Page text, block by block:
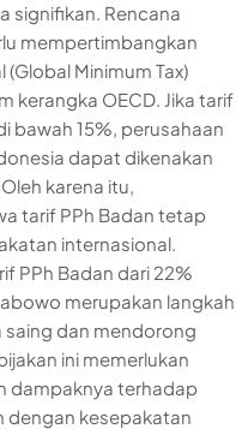
signifikan. Rencana
mempertimbangkan
(Global Minimum Tax)
kerangka OECD. Jika tarif
bawah 15%, perusahaan
dapat dikenakan
karena itu,
tarif PPh Badan tetap
internasional.
PPh Badan dari 22%
merupakan langkah
saing dan mendorong
ini memerlukan
dampaknya terhadap
dengan kesepakatan